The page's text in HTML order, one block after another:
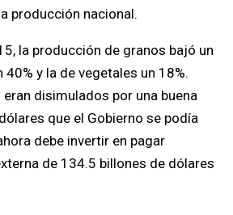
producción nacional.
40% y la de vegetales un 18%.
disimulados por una buena
que el Gobierno se podía
debe invertir en pagar
de 134.5 billones de dólares